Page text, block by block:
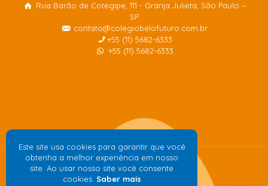
Rua Barão de Cotegipe, 111 - Granja Julieta, São Paulo –
SP
contato@colegiobelofuturo.com.br
+55 (11) 5682-6333
+55 (11) 5682-6333
Este site usa cookies para garantir que você
obtenha a melhor experiência em nosso
site. Ao usar nosso site você consente
cookies. Saber mais
Colégio Belo Futuro
Internacional